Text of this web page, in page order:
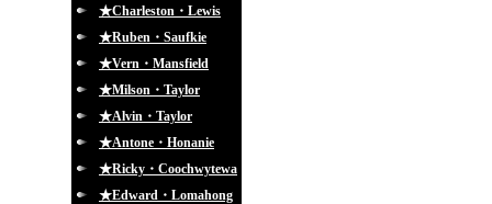
★Charleston・Lewis
★Ruben・Saufkie
★Vern・Mansfield
★Milson・Taylor
★Alvin・Taylor
★Antone・Honanie
★Ricky・Coochwytewa
★Edward・Lomahong